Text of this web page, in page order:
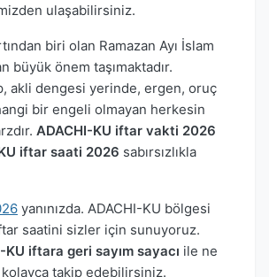
ulaşabilirsiniz.
biri olan Ramazan Ayı İslam
büyük önem taşımaktadır.
akli dengesi yerinde, ergen, oruç
bir engeli olmayan herkesin
ADACHI-KU iftar vakti 2026
iftar saati 2026 sabırsızlıkla
yanınızda. ADACHI-KU bölgesi
saatini sizler için sunuyoruz.
KU iftara geri sayım sayacı ile ne
kolayca takip edebilirsiniz.